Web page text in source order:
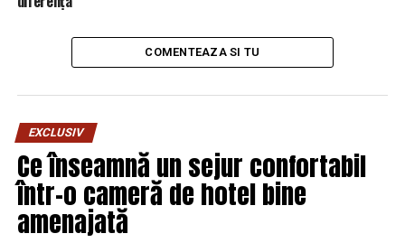
COMENTEAZA SI TU
EXCLUSIV
Ce înseamnă un sejur confortabil
într-o cameră de hotel bine
amenajată